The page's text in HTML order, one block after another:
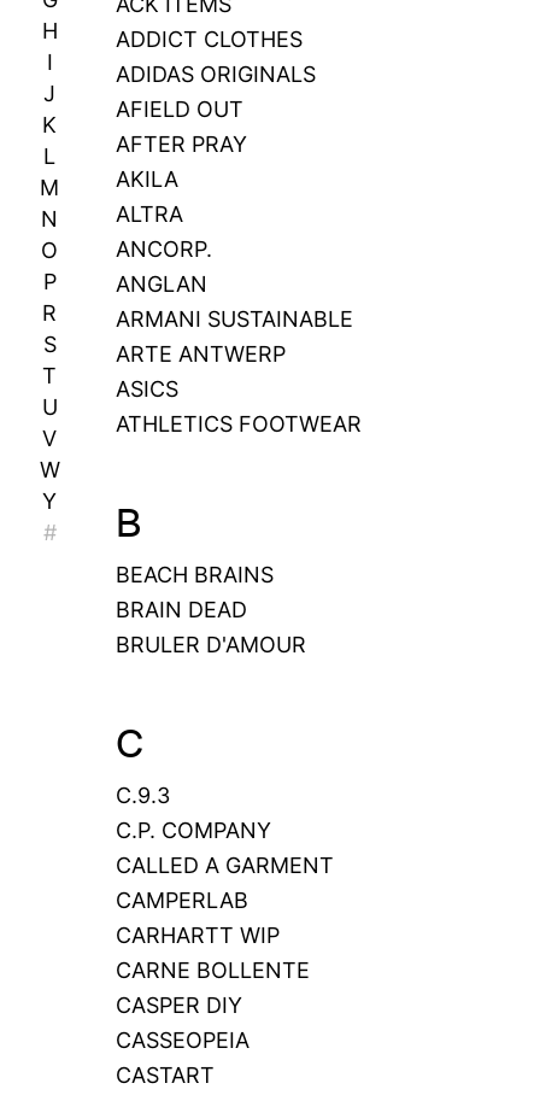
H
I
J
K
L
M
N
O
P
R
S
T
U
V
W
Y
#
ADDICT CLOTHES
ADIDAS ORIGINALS
AFIELD OUT
AFTER PRAY
AKILA
ALTRA
ANCORP.
ANGLAN
ARMANI SUSTAINABLE
ARTE ANTWERP
ASICS
ATHLETICS FOOTWEAR
B
BEACH BRAINS
BRAIN DEAD
BRULER D'AMOUR
C
C.9.3
C.P. COMPANY
CALLED A GARMENT
CAMPERLAB
CARHARTT WIP
CARNE BOLLENTE
CASPER DIY
CASSEOPEIA
CASTART